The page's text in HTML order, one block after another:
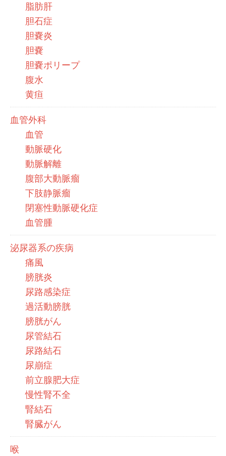
脂肪肝
胆石症
胆嚢炎
胆嚢
胆嚢ポリープ
腹水
黄疸
血管外科
血管
動脈硬化
動脈解離
腹部大動脈瘤
下肢静脈瘤
閉塞性動脈硬化症
血管腫
泌尿器系の疾病
痛風
膀胱炎
尿路感染症
過活動膀胱
膀胱がん
尿管結石
尿路結石
尿崩症
前立腺肥大症
慢性腎不全
腎結石
腎臓がん
喉